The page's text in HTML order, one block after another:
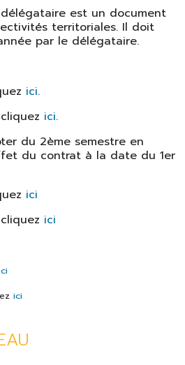
est un document
territoriales. Il doit
par le délégataire.
ici.
ici.
du 2ème semestre en
du contrat à la date du 1er
ici
ici
ici